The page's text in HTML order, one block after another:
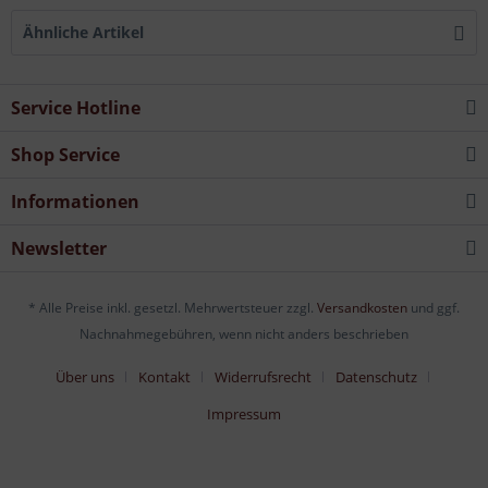
Ähnliche Artikel
Service Hotline
Shop Service
Informationen
Newsletter
* Alle Preise inkl. gesetzl. Mehrwertsteuer zzgl. Versandkosten und ggf.
Nachnahmegebühren, wenn nicht anders beschrieben
Über uns Kontakt Widerrufsrecht
Datenschutz
Impressum